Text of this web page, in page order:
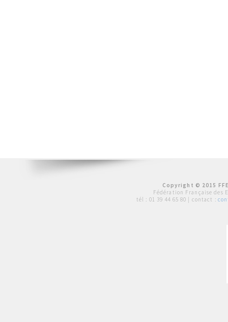
Copyright © 2015
Fédération Française des
tél : 01 39 44 65 80 | contact :